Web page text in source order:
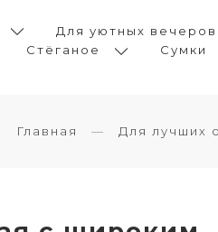
Для уютных вечеров
Стёганое
Сумки
Главная Для лучших